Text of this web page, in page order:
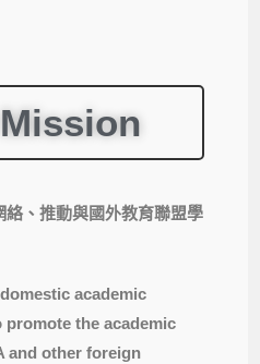
絡、推動與國外教育聯盟學
academic
the academic
and other foreign